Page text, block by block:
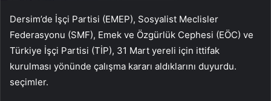
Dersim’de İşçi Partisi (EMEP), Sosyalist Meclisler
Federasyonu (SMF), Emek ve Özgürlük Cephesi (EÖC) ve
Türkiye İşçi Partisi (TİP), 31 Mart yereli için ittifak
kurulması yönünde çalışma kararı aldıklarını duyurdu.
seçimler.